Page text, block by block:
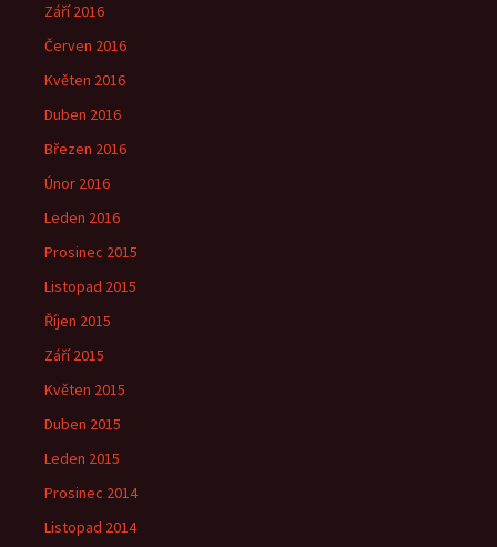
Září 2016
Červen 2016
Květen 2016
Duben 2016
Březen 2016
Únor 2016
Leden 2016
Prosinec 2015
Listopad 2015
Říjen 2015
Září 2015
Květen 2015
Duben 2015
Leden 2015
Prosinec 2014
Listopad 2014